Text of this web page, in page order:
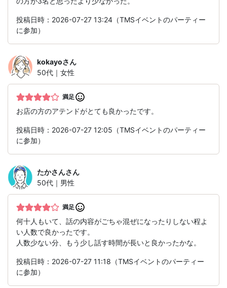
投稿日時：2026-07-27 13:24（TMSイベントのパーティー
に参加）
kokayoさん
50代｜女性
満足
お店の方のアテンドがとても良かったです。
投稿日時：2026-07-27 12:05（TMSイベントのパーティー
に参加）
たかさんさん
50代｜男性
満足
何十人もいて、話の内容がごちゃ混ぜになったりしない程よ
い人数で良かったです。
人数少ない分、もう少し話す時間が長いと良かったかな。
投稿日時：2026-07-27 11:18（TMSイベントのパーティー
に参加）